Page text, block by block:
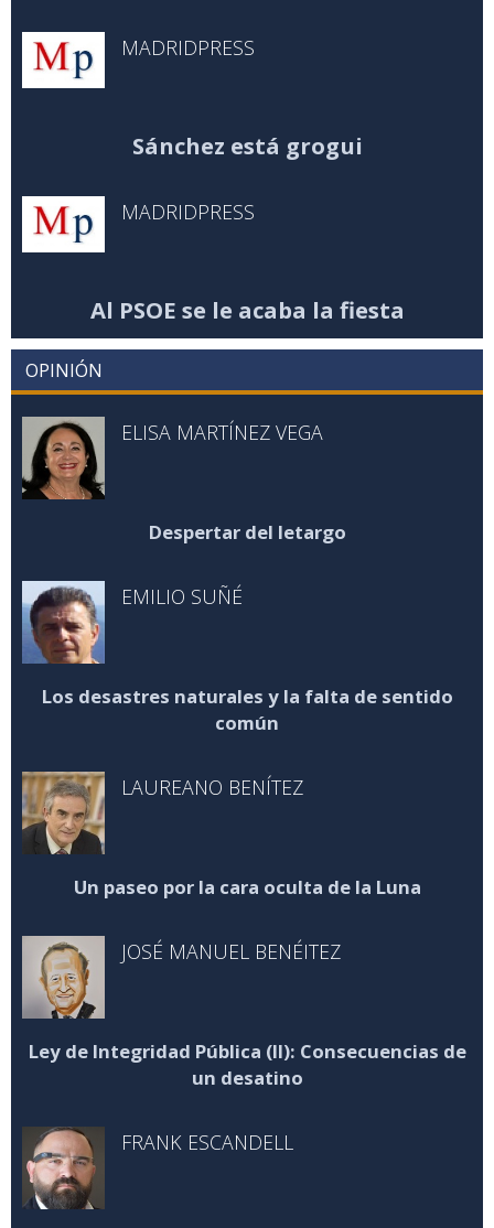
MADRIDPRESS
Sánchez está grogui
MADRIDPRESS
Al PSOE se le acaba la fiesta
OPINIÓN
ELISA MARTÍNEZ VEGA
Despertar del letargo
EMILIO SUÑÉ
Los desastres naturales y la falta de sentido
común
LAUREANO BENÍTEZ
Un paseo por la cara oculta de la Luna
JOSÉ MANUEL BENÉITEZ
Ley de Integridad Pública (II): Consecuencias de
un desatino
FRANK ESCANDELL